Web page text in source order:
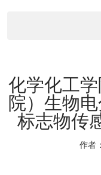
化学化工
院）生物
标志物传
作者：